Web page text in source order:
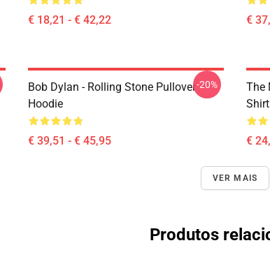
€ 18,21 - € 42,22 €
Bob Dylan - Rolling Stone Pullover
Hoodie
€ 39,51 - € 45,95
-20%
The
Shirt
€
VER MAIS
Produtos